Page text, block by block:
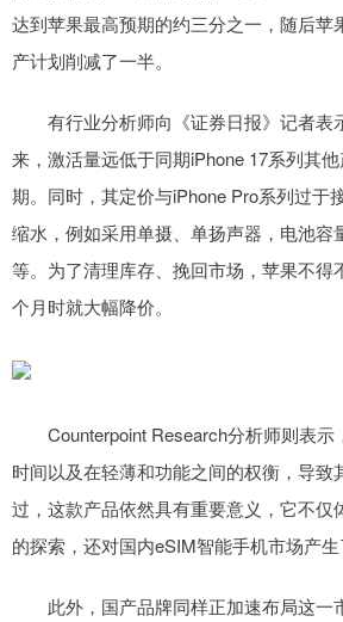
达到苹果最高预期的约三分之一，随后苹
产计划削减了一半。
有行业分析师向《证券日报》记者表
来，激活量远低于同期iPhone 17系列其
期。同时，其定价与iPhone Pro系列过于
缩水，例如采用单摄、单扬声器，电池容
等。为了清理库存、挽回市场，苹果不得
个月时就大幅降价。
Counterpoint Research分析师则表示
时间以及在轻薄和功能之间的权衡，导致
过，这款产品依然具有重要意义，它不仅
的探索，还对国内eSIM智能手机市场产生
此外，国产品牌同样正加速布局这一